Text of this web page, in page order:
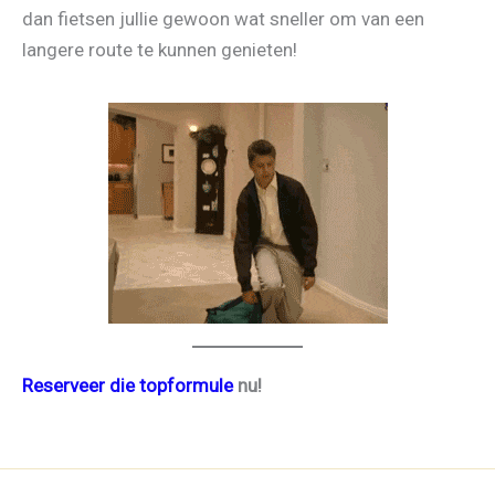
dan fietsen jullie gewoon wat sneller om van een
langere route te kunnen genieten!
Reserveer die topformulenu!